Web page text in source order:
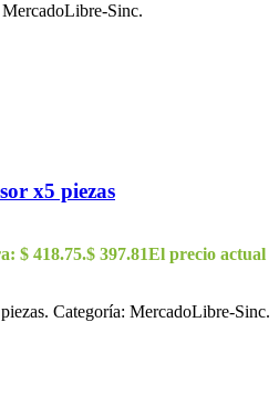
Sinc.
x5 piezas
$ 418.75.$ 397.81El precio actual
Categoría: MercadoLibre-Sinc.